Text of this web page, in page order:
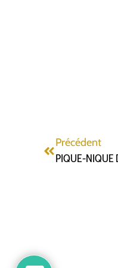
Précédent
PIQUE-NIQUE